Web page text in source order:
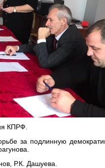
КПРФ.
за подлинную
Р.К. Дашуева.